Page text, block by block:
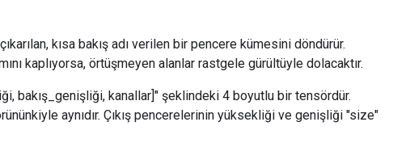
kısa bakış adı verilen bir pencere kümesini döndürür.
kaplıyorsa, örtüşmeyen alanlar rastgele gürültüyle dolacaktır.
bakış_genişliği, kanallar]" şeklindeki 4 boyutlu bir tensördür.
aynıdır. Çıkış pencerelerinin yüksekliği ve genişliği "size"